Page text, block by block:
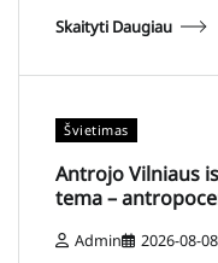
Skaityti Daugiau
Švietimas
Antrojo Vilniaus
tema –
Admin 2026-08-08